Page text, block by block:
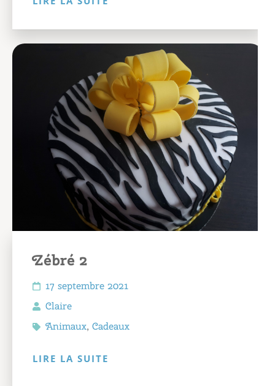
Zébré 2
17 septembre 2021
Claire
Animaux, Cadeaux
LIRE LA SUITE